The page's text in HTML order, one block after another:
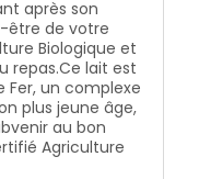
après son
être de votre
Biologique et
repas.Ce lait est
Fer, un complexe
plus jeune âge,
au bon
Agriculture